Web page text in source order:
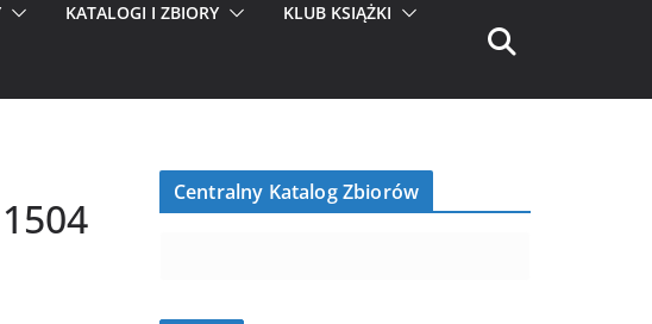
KATALOGI I ZBIORY KLUB KSIĄŻKI
Centralny Katalog Zbiorów